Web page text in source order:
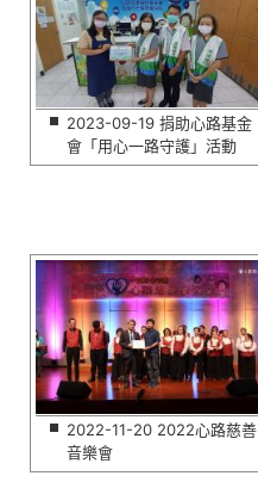
2023-09-19 捐助心路基金
會「用心一路守護」活動
2022-11-20 2022心路慈善
音樂會